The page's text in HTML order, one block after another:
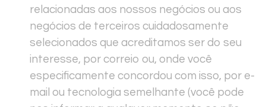
relacionadas aos nossos negócios ou aos
negócios de terceiros cuidadosamente
selecionados que acreditamos ser do seu
interesse, por correio ou, onde você
especificamente concordou com isso, por e-
mail ou tecnologia semelhante (você pode